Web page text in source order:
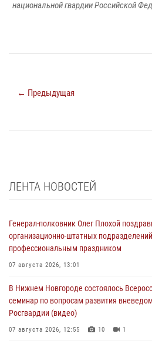
национальной гвардии Российской
← Предыдущая
ЛЕНТА НОВОСТЕЙ
Генерал-полковник Олег Плохой
организационно-штатных
профессиональным праздником
07 августа 2026, 13:01
В Нижнем Новгороде состоялось
семинар по вопросам развития
Росгвардии (видео)
07 августа 2026, 12:55 10 1